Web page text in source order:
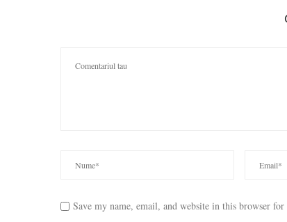
Save my name, email, and website in this browser